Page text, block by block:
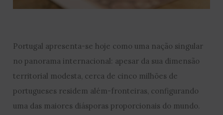
Portugal apresenta-se hoje como uma nação singular
no panorama internacional: apesar da sua dimensão
territorial modesta, cerca de cinco milhões de
portugueses residem além-fronteiras, configurando
uma das maiores diásporas proporcionais do mundo.